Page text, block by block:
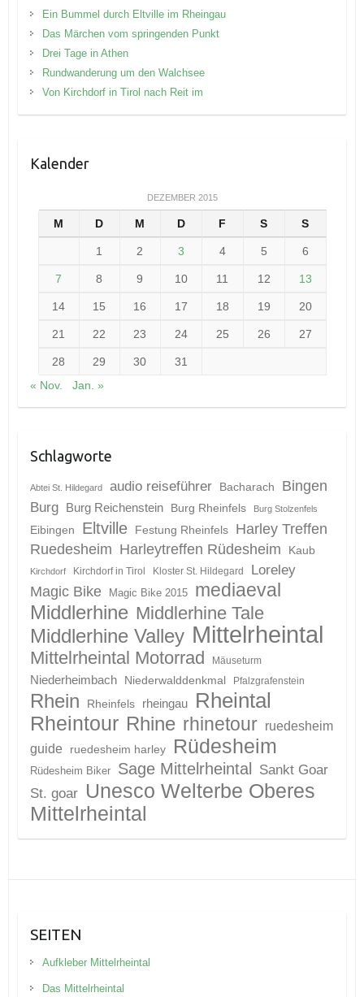
Ein Bummel durch Eltville im Rheingau
Das Märchen vom springenden Punkt
Drei Tage in Athen
Rundwanderung um den Walchsee
Von Kirchdorf in Tirol nach Reit im
Kalender
DEZEMBER 2015
M D M D F S S
1 2 3 4 5 6
7 8 9 10 11 12 13
14 15 16 17 18 19 20
21 22 23 24 25 26 27
28 29 30
31
« Nov.
Jan. »
Schlagworte
Abtei St. Hildegard audio reiseführer Bacharach
Bingen
Burg
Burg Reichenstein Burg Rheinfels Burg Stolzenfels
Eibingen Eltville Festung Rheinfels
Harley Treffen
Ruedesheim Harleytreffen Rüdesheim Kaub
Kirchdorf Kirchdorf in Tirol Kloster St. Hildegard Loreley
Magic Bike Magic Bike 2015 mediaeval
Middlerhine Middlerhine Tale
Middlerhine Valley Mittelrheintal
Mittelrheintal Motorrad Mäuseturm
Niederheimbach Niederwalddenkmal Pfalzgrafenstein
Rhein Rheinfels rheingau
Rheintal
Rheintour Rhine rhinetour ruedesheim
guide
ruedesheim harley Rüdesheim
Rüdesheim Biker Sage Mittelrheintal Sankt Goar
St. goar Unesco Welterbe Oberes
Mittelrheintal
SEITEN
Aufkleber Mittelrheintal
Das Mittelrheintal